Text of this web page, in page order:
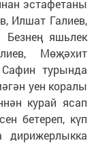
эстафетаны
Илшат Галиев,
яшьлек
Мөҗәхит
турында
уен коралы
курай ясап
бетереп, күп